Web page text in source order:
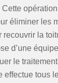
Cette
éliminer les
la
d’une
le
effectue tous